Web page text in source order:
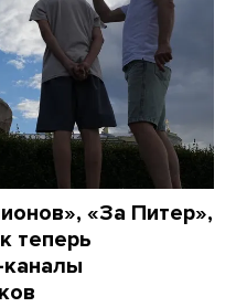
«За Питер»,
теперь